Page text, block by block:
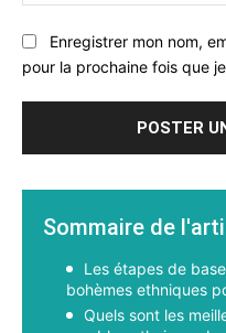
Enregistrer mon nom,
pour la prochaine fois que
Sommaire de
Les étapes de
bohèmes ethniques
Quels sont les